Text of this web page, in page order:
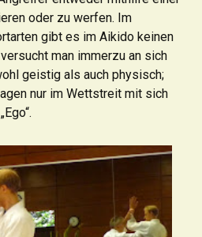
oder zu werfen. Im
gibt es im Aikido keinen
man immerzu an sich
geistig als auch physisch;
nur im Wettstreit mit sich